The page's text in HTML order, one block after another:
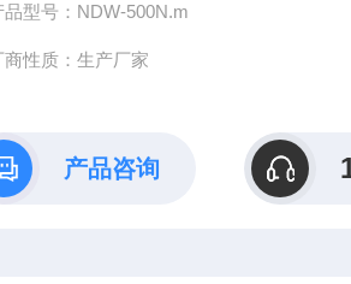
品型号：NDW-500N.m
商性质：生产厂家
产品咨询